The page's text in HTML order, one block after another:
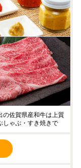
の佐賀県産和牛は上質
しゃぶ・すき焼きで